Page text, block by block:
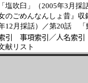
「塩吹臼」（2005年3 月採
のごめんなんしょ昔』収
12 月採話）／第20話 「
引 事項索引／人名索引
献リスト